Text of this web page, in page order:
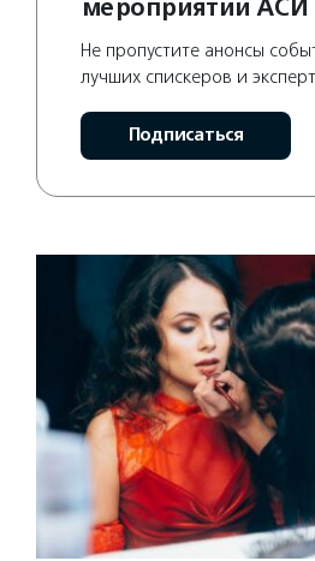
мероприятий АСИ
Не пропустите анонсы
лучших спискеров и
Подписаться